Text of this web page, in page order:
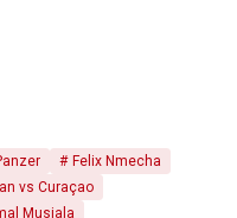
Felix Nmecha
vs Curaçao
Musiala